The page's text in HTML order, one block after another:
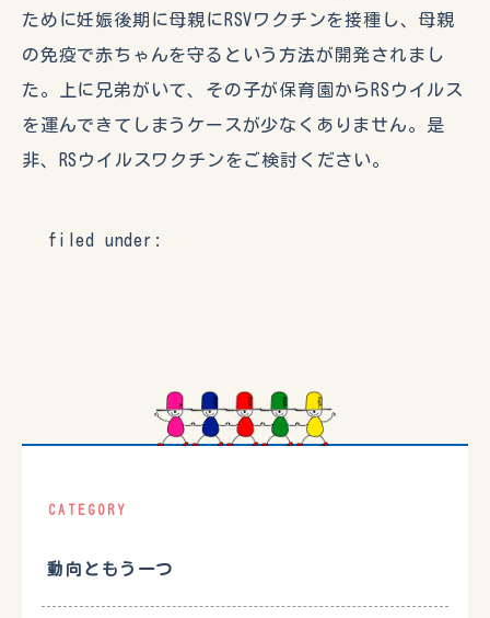
ために妊娠後期に母親にRSVワクチンを接種し、母親
の免疫で赤ちゃんを守るという方法が開発されまし
た。上に兄弟がいて、その子が保育園からRSウイルス
を運んできてしまうケースが少なくありません。是
非、RSウイルスワクチンをご検討ください。
filed under:
CATEGORY
動向ともう一つ